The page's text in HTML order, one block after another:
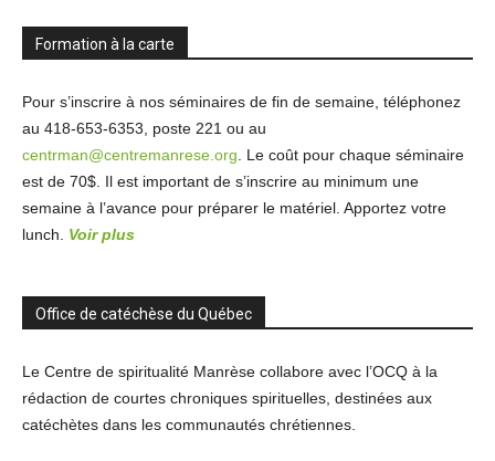
Formation à la carte
Pour s’inscrire à nos séminaires de fin de semaine, téléphonez
au 418-653-6353, poste 221 ou au
centrman@centremanrese.org . Le coût pour chaque séminaire
est de 70$. Il est important de s’inscrire au minimum une
semaine à l’avance pour préparer le matériel. Apportez votre
lunch. Voir plus
Office de catéchèse du Québec
Le Centre de spiritualité Manrèse collabore avec l’OCQ à la
rédaction de courtes chroniques spirituelles, destinées aux
catéchètes dans les communautés chrétiennes.